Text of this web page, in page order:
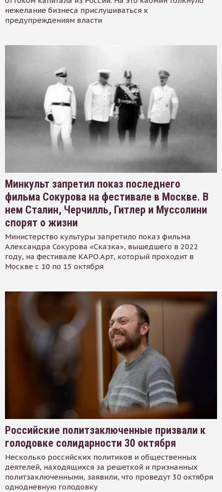
нежелание бизнеса прислушиваться к
предупреждениям власти
Минкульт запретил показ последнего
фильма Сокурова на фестивале в Москве. В
нем Сталин, Черчилль, Гитлер и Муссолини
спорят о жизни
Министерство культуры запретило показ фильма
Александра Сокурова «Сказка», вышедшего в 2022
году, на фестивале КАРО.Арт, который проходит в
Москве с 10 по 15 октября
Российские политзаключенные призвали к
голодовке солидарности 30 октября
Несколько российских политиков и общественных
деятелей, находящихся за решеткой и признанных
политзаключенными, заявили, что проведут 30 октября
однодневную голодовку